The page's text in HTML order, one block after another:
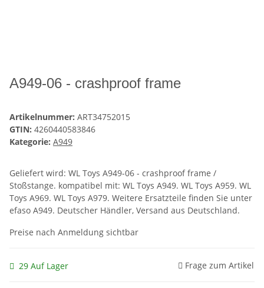
A949-06 - crashproof frame
Artikelnummer: ART34752015
GTIN: 4260440583846
Kategorie: A949
Geliefert wird: WL Toys A949-06 - crashproof frame /
Stoßstange. kompatibel mit: WL Toys A949. WL Toys A959. WL
Toys A969. WL Toys A979. Weitere Ersatzteile finden Sie unter
efaso A949. Deutscher Händler, Versand aus Deutschland.
Preise nach Anmeldung sichtbar
29 Auf Lager Frage zum Artikel